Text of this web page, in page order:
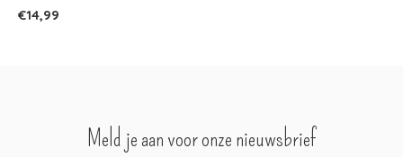
€14,99
Meld je aan voor onze nieuwsbrief